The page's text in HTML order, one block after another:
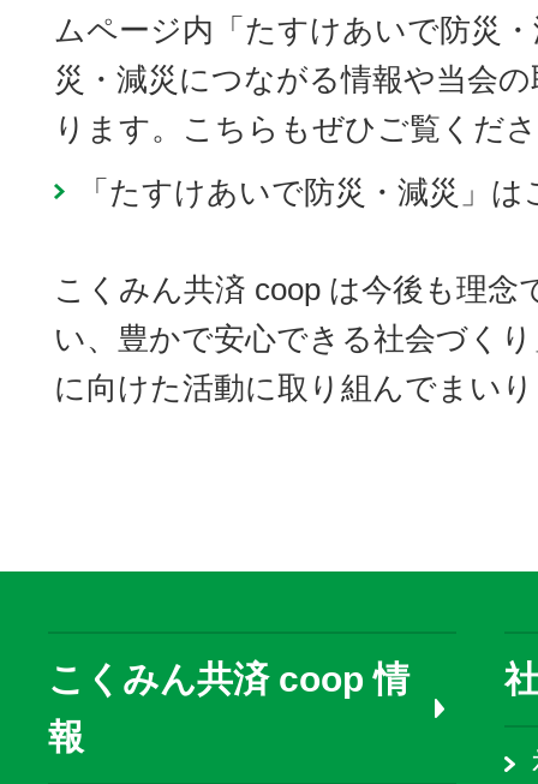
ムページ内「たすけあいで防災
災・減災につながる情報や当会
ります。こちらもぜひご覧くだ
「たすけあいで防災・減災」は
こくみん共済 coop は今後も理
い、豊かで安心できる社会づく
に向けた活動に取り組んでまい
こくみん共済 coop 情
報